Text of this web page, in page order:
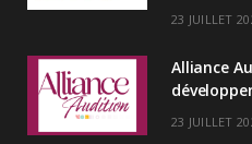
23 JUILLET
Alliance
23 JUILLET